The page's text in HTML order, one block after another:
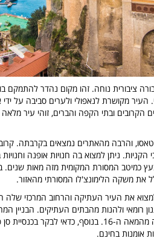
ציבורית נוחה. זהו מקום נהדר להתמקם בו
העיר מקושרת לנאפולי ולערים סביבה על
הקרובים ובתי הקפה והברים, זוהי עיר מלאה
והרבה מהאתרים נמצאים בקרבתה.
ניתן למצוא בה חנויות אופנה
כמיטב המסורת המקומית מזה מאות שנים.
את משקה הלימונצ'לו המסורתי מהאזור.
את העיר העתיקה והרחוב המרכזי שלה
רומאי ולהנות מהבתים העתיקים. הבניין
דומינובה, שנבנה ב-1349 ויש בו קופולה מהמאה ה-16.
אומנות בחינם.